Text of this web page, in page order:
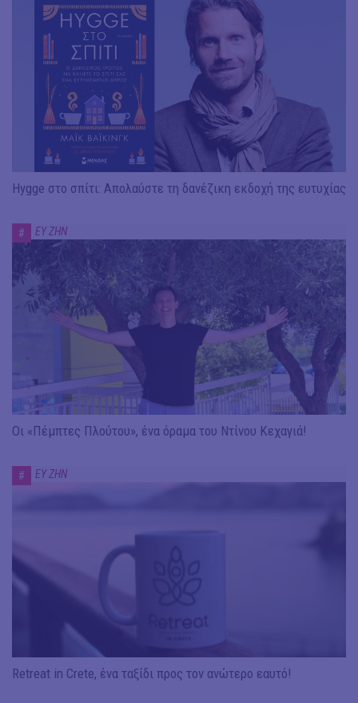
Hygge στο σπίτι: Απολαύστε τη δανέζικη εκδοχή της ευτυχίας
# ΕΥ ΖΗΝ
Οι «Πέμπτες Πλούτου», ένα όραμα του Ντίνου Κεχαγιά!
# ΕΥ ΖΗΝ
Retreat in Crete, ένα ταξίδι πρoς τον ανώτερο εαυτό!